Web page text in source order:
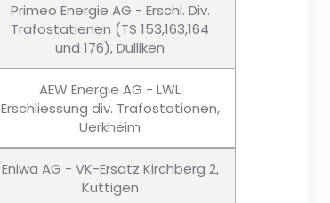
Primeo Energie AG - Erschl. Div.
Trafostatienen (TS 153,163,164
und 176), Dulliken
AEW Energie AG - LWL
Erschliessung div. Trafostationen,
Uerkheim
Eniwa AG - VK-Ersatz Kirchberg 2,
Küttigen